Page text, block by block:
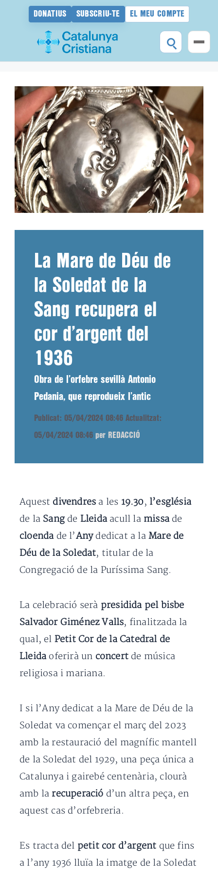
DONATIUS SUBSCRIU-TE EL MEU COMPTE
contingut
La Mare de Déu de
la Soledat de la
Sang recupera el
cor d’argent del
1936
Obra de l’orfebre sevillà Antonio
Pedania, que reprodueix l’antic
Publicat: 05/04/2024 08:46 Actualitzat:
05/04/2024 08:46 per REDACCIÓ
Aquest divendres a les 19.30, l’església
de la Sang de Lleida acull la missa de
cloenda de l’Anydedicat a laMare de
Déu de la Soledat, titular de la
Congregació de la Puríssima Sang.
La celebració serà presidida pel bisbe
Salvador Giménez Valls, finalitzada la
qual, el Petit Cor de la Catedral de
Lleidaoferirà un concert de música
religiosa i mariana.
I si l’Any dedicat a la Mare de Déu de la
Soledat va començar el març del 2023
amb la restauració del magnífic mantell
de la Soledat del 1929, una peça única a
Catalunya i gairebé centenària, clourà
amb la recuperació d’un altra peça, en
aquest cas d’orfebreria.
Es tracta del petit cor d’argent que fins
a l’any 1936 lluïa la imatge de la Soledat